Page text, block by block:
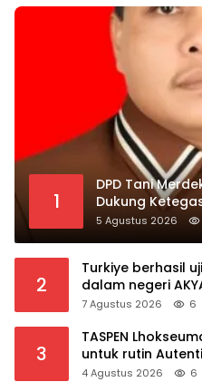
1
DPD Tani
Dukung
Kepala SPPG
5 Agustus 2026
2
Turkiye berhasil
dalam negeri
7 Agustus 2026 6
3
TASPEN
untuk rutin
Manfaat Pensiun
4 Agustus 2026 6